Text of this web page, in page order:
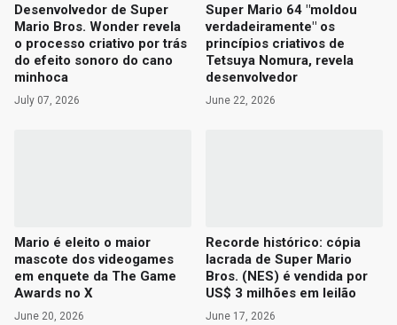
Desenvolvedor de Super
Mario Bros. Wonder revela
o processo criativo por trás
do efeito sonoro do cano
minhoca
July 07, 2026
Super Mario 64 "moldou
verdadeiramente" os
princípios criativos de
Tetsuya Nomura, revela
desenvolvedor
June 22, 2026
Mario é eleito o maior
mascote dos videogames
em enquete da The Game
Awards no X
June 20, 2026
Recorde histórico: cópia
lacrada de Super Mario
Bros. (NES) é vendida por
US$ 3 milhões em leilão
June 17, 2026